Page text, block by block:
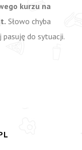
kurzu na
Słowo chyba
pasuję do sytuacji.